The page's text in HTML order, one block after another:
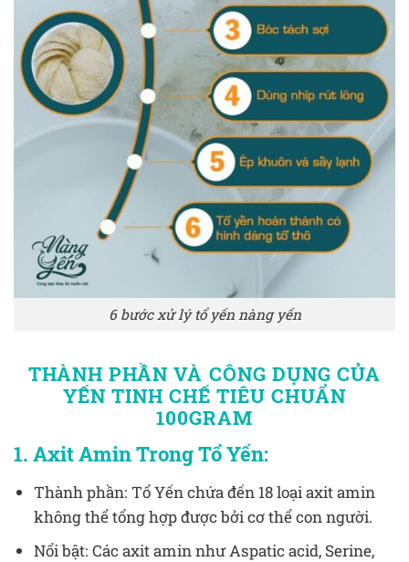
6 bước xử lý tổ yến nàng yến
THÀNH PHẦN VÀ CÔNG DỤNG CỦA
YẾN TINH CHẾ TIÊU CHUẨN
100GRAM
1. Axit Amin Trong Tổ Yến:
Thành phần: Tổ Yến chứa đến 18 loại axit amin
không thể tổng hợp được bởi cơ thể con người.
Nổi bật: Các axit amin như Aspatic acid, Serine,